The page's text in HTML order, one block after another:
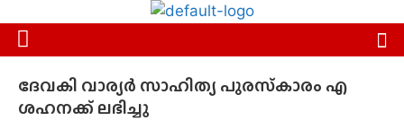
ദേവകി വാര്യർ സാഹിത്യ പുരസ്‌കാരം എ
ശഹനക്ക് ലഭിച്ചു